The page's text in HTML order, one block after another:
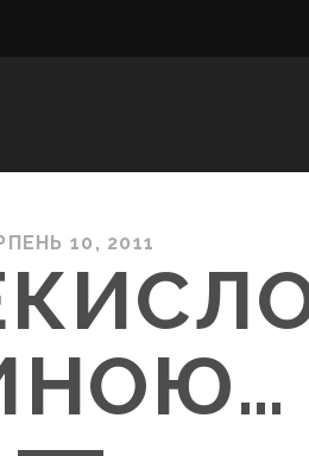
10, 2011